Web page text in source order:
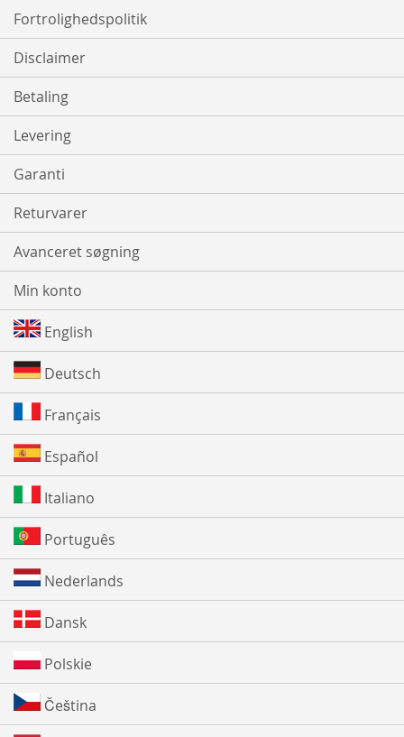
Fortrolighedspolitik
Disclaimer
Betaling
Levering
Garanti
Returvarer
Avanceret søgning
Min konto
English
Deutsch
Français
Español
Italiano
Português
Nederlands
Dansk
Polskie
Čeština